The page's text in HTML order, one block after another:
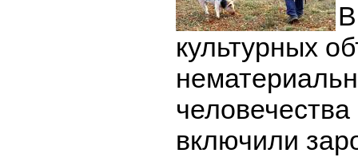
культурных
включили